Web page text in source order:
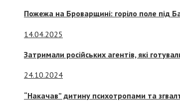
Пожежа на Броварщині: горіло поле під
14.04.2025
Затримали російських агентів, які
24.10.2024
“Накачав” дитину психотропами та